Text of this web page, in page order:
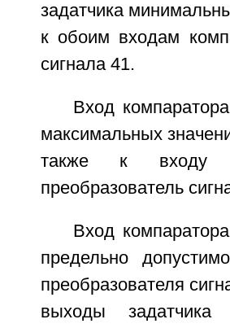
задатчика
к обоим входам
сигнала 41.
Вход
максимальных
также к входу
преобразователь
Вход
предельно
преобразователя
выходы задатчика